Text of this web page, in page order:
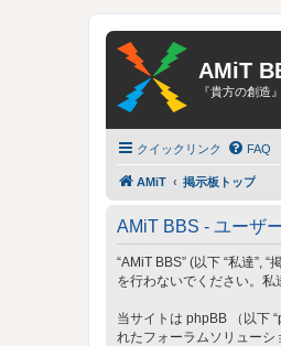
AMiT
『貴方の創造
クイックリンク FAQ
AMiT 掲示板トップ
AMiT BBS - ユーザ
“AMiT BBS” (以下 “私達”,
を行わないでください。私
当サイトは phpBB （以下
れたフォーラムソリューシ